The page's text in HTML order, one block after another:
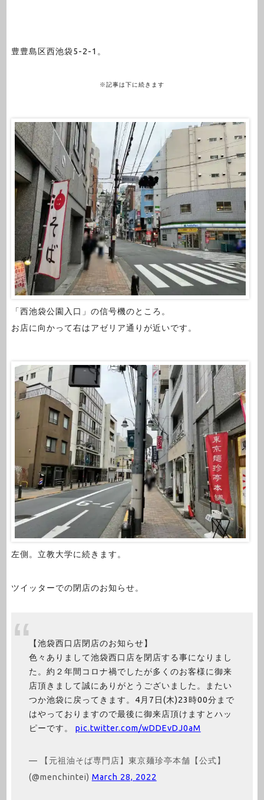
豊豊島区西池袋5-2-1。
※記事は下に続きます
「西池袋公園入口」の信号機のところ。
お店に向かって右はアゼリア通りが近いです。
左側。立教大学に続きます。
ツイッターでの閉店のお知らせ。
【池袋西口店閉店のお知らせ】
色々ありまして池袋西口店を閉店する事になりまし
た。約２年間コロナ禍でしたが多くのお客様に御来
店頂きまして誠にありがとうございました。またい
つか池袋に戻ってきます。4月7日(木)23時00分まで
はやっておりますので最後に御来店頂けますとハッ
ピーです。 pic.twitter.com/wDDEvDJ0aM
— 【元祖油そば専門店】東京麺珍亭本舗【公式】
(@menchintei) March 28, 2022